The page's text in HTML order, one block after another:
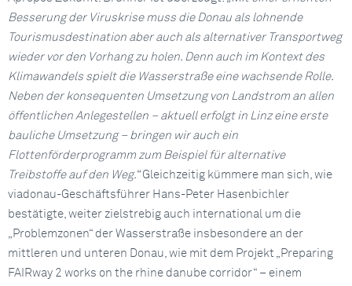
Besserung der Viruskrise muss die Donau als lohnende
Tourismusdestination aber auch als alternativer Transportweg
wieder vor den Vorhang zu holen. Denn auch im Kontext des
Klimawandels spielt die Wasserstraße eine wachsende Rolle.
Neben der konsequenten Umsetzung von Landstrom an allen
öffentlichen Anlegestellen – aktuell erfolgt in Linz eine erste
bauliche Umsetzung – bringen wir auch ein
Flottenförderprogramm zum Beispiel für alternative
Treibstoffe auf den Weg.“Gleichzeitig kümmere man sich, wie
viadonau-Geschäftsführer Hans-Peter Hasenbichler
bestätigte, weiter zielstrebig auch international um die
„Problemzonen“ der Wasserstraße insbesondere an der
mittleren und unteren Donau, wie mit dem Projekt „Preparing
FAIRway 2 works on the rhine danube corridor“ – einem